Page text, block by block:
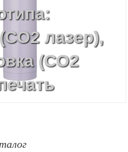
лазер),
(CO2